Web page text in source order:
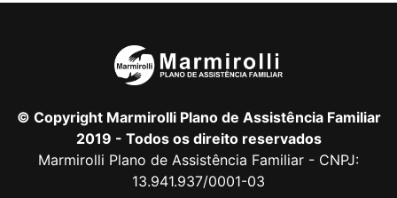
© Copyright Marmirolli Plano de Assistência Familiar
2019 - Todos os direito reservados
Marmirolli Plano de Assistência Familiar - CNPJ:
13.941.937/0001-03